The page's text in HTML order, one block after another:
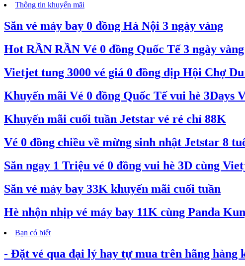
Thông tin khuyến mãi
Săn vé máy bay 0 đồng Hà Nội 3 ngày vàng
Hot RẦN RẦN Vé 0 đồng Quốc Tế 3 ngày
Vietjet tung 3000 vé giá 0 đồng dịp Hội Chợ
Khuyến mãi Vé 0 đồng Quốc Tế vui hè 3Days
Khuyến mãi cuối tuần Jetstar vé rẻ chỉ 88K
Vé 0 đồng chiều về mừng sinh nhật Jetstar 8
Săn ngay 1 Triệu vé 0 đồng vui hè 3D cùng
Săn vé máy bay 33K khuyến mãi cuối tuần
Hè nhộn nhịp vé máy bay 11K cùng Panda
Bạn có biết
- Đặt vé qua đại lý hay tự mua trên hãng hàng